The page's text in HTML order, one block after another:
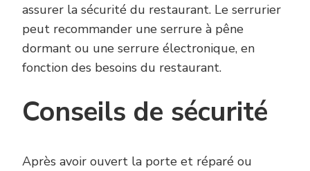
assurer la sécurité du restaurant. Le serrurier
peut recommander une serrure à pêne
dormant ou une serrure électronique, en
fonction des besoins du restaurant.
Conseils de sécurité
Après avoir ouvert la porte et réparé ou